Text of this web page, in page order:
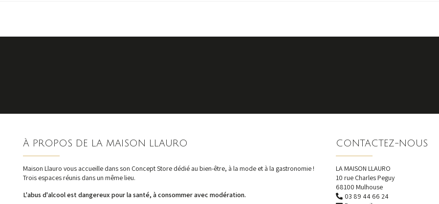
nos dernières actualités et offres
À PROPOS DE LA MAISON LLAURO
Maison Llauro vous accueille dans son Concept Store dédié au bien-être, à la mode et à la gastronomie !
Trois espaces réunis dans un même lieu.
L'abus d'alcool est dangereux pour la santé, à consommer avec modération.
CONTACTEZ-NOUS
LA MAISON LLAURO
10 rue Charles Peguy
68100 Mulhouse
03 89 44 66 24